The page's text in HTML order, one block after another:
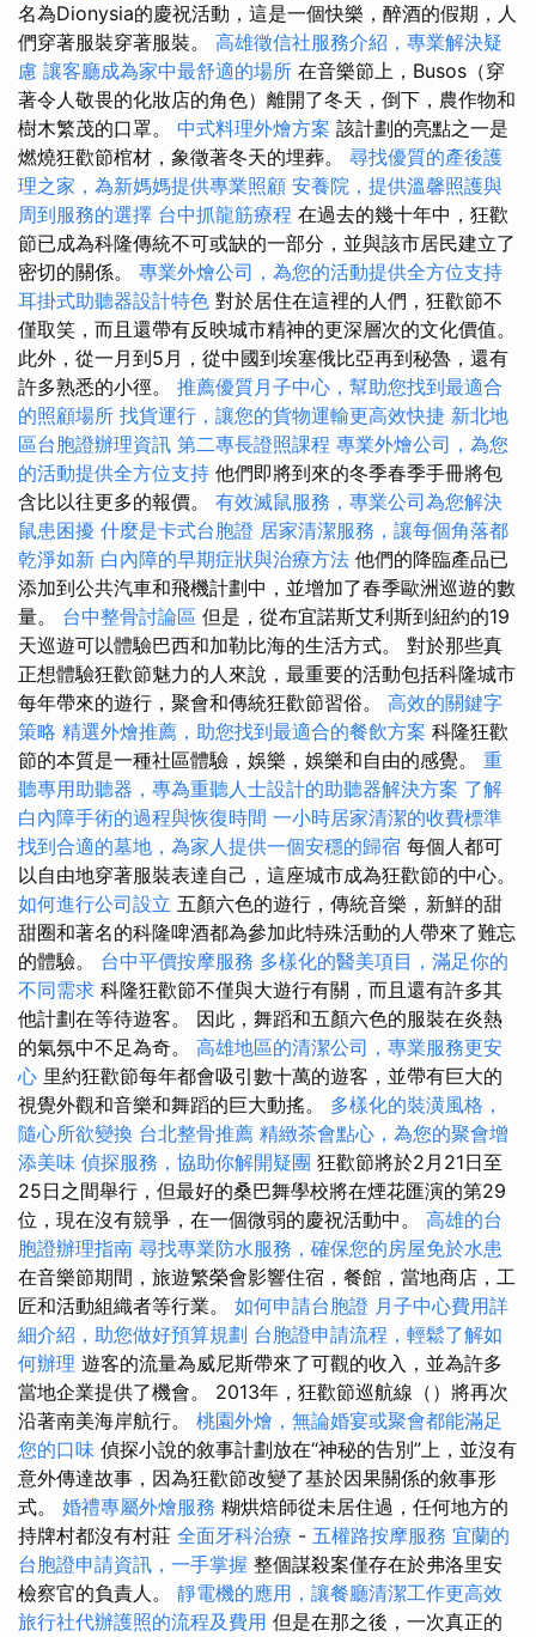
名為Dionysia的慶祝活動，這是一個快樂，醉酒的假期，人
們穿著服裝穿著服裝。 高雄徵信社服務介紹，專業解決疑
慮 讓客廳成為家中最舒適的場所 在音樂節上，Busos（穿
著令人敬畏的化妝店的角色）離開了冬天，倒下，農作物和
樹木繁茂的口罩。 中式料理外燴方案 該計劃的亮點之一是
燃燒狂歡節棺材，象徵著冬天的埋葬。 尋找優質的產後護
理之家，為新媽媽提供專業照顧 安養院，提供溫馨照護與
周到服務的選擇 台中抓龍筋療程 在過去的幾十年中，狂歡
節已成為科隆傳統不可或缺的一部分，並與該市居民建立了
密切的關係。 專業外燴公司，為您的活動提供全方位支持
耳掛式助聽器設計特色 對於居住在這裡的人們，狂歡節不
僅取笑，而且還帶有反映城市精神的更深層次的文化價值。
此外，從一月到5月，從中國到埃塞俄比亞再到秘魯，還有
許多熟悉的小徑。 推薦優質月子中心，幫助您找到最適合
的照顧場所 找貨運行，讓您的貨物運輸更高效快捷 新北地
區台胞證辦理資訊 第二專長證照課程 專業外燴公司，為您
的活動提供全方位支持 他們即將到來的冬季春季手冊將包
含比以往更多的報價。 有效滅鼠服務，專業公司為您解決
鼠患困擾 什麼是卡式台胞證 居家清潔服務，讓每個角落都
乾淨如新 白內障的早期症狀與治療方法 他們的降臨產品已
添加到公共汽車和飛機計劃中，並增加了春季歐洲巡遊的數
量。 台中整骨討論區 但是，從布宜諾斯艾利斯到紐約的19
天巡遊可以體驗巴西和加勒比海的生活方式。 對於那些真
正想體驗狂歡節魅力的人來說，最重要的活動包括科隆城市
每年帶來的遊行，聚會和傳統狂歡節習俗。 高效的關鍵字
策略 精選外燴推薦，助您找到最適合的餐飲方案 科隆狂歡
節的本質是一種社區體驗，娛樂，娛樂和自由的感覺。 重
聽專用助聽器，專為重聽人士設計的助聽器解決方案 了解
白內障手術的過程與恢復時間 一小時居家清潔的收費標準
找到合適的墓地，為家人提供一個安穩的歸宿 每個人都可
以自由地穿著服裝表達自己，這座城市成為狂歡節的中心。
如何進行公司設立 五顏六色的遊行，傳統音樂，新鮮的甜
甜圈和著名的科隆啤酒都為參加此特殊活動的人帶來了難忘
的體驗。 台中平價按摩服務 多樣化的醫美項目，滿足你的
不同需求 科隆狂歡節不僅與大遊行有關，而且還有許多其
他計劃在等待遊客。 因此，舞蹈和五顏六色的服裝在炎熱
的氣氛中不足為奇。 高雄地區的清潔公司，專業服務更安
心 里約狂歡節每年都會吸引數十萬的遊客，並帶有巨大的
視覺外觀和音樂和舞蹈的巨大動搖。 多樣化的裝潢風格，
隨心所欲變換 台北整骨推薦 精緻茶會點心，為您的聚會增
添美味 偵探服務，協助你解開疑團 狂歡節將於2月21日至
25日之間舉行，但最好的桑巴舞學校將在煙花匯演的第29
位，現在沒有競爭，在一個微弱的慶祝活動中。 高雄的台
胞證辦理指南 尋找專業防水服務，確保您的房屋免於水患
在音樂節期間，旅遊繁榮會影響住宿，餐館，當地商店，工
匠和活動組織者等行業。 如何申請台胞證 月子中心費用詳
細介紹，助您做好預算規劃 台胞證申請流程，輕鬆了解如
何辦理 遊客的流量為威尼斯帶來了可觀的收入，並為許多
當地企業提供了機會。 2013年，狂歡節巡航線（）將再次
沿著南美海岸航行。 桃園外燴，無論婚宴或聚會都能滿足
您的口味 偵探小說的敘事計劃放在“神秘的告別”上，並沒有
意外傳達故事，因為狂歡節改變了基於因果關係的敘事形
式。 婚禮專屬外燴服務 糊烘焙師從未居住過，任何地方的
持牌村都沒有村莊 全面牙科治療 - 五權路按摩服務 宜蘭的
台胞證申請資訊，一手掌握 整個謀殺案僅存在於弗洛里安
檢察官的負責人。 靜電機的應用，讓餐廳清潔工作更高效
旅行社代辦護照的流程及費用 但是在那之後，一次真正的